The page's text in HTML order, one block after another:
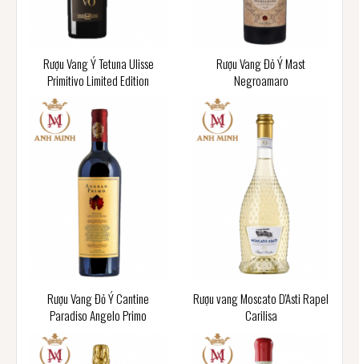
Rượu Vang Ý Tetuna Ulisse
Primitivo Limited Edition
Rượu Vang Đỏ Ý Mast
Negroamaro
Rượu Vang Đỏ Ý Cantine
Paradiso Angelo Primo
Rượu vang Moscato D'Asti Rapel
Carilisa